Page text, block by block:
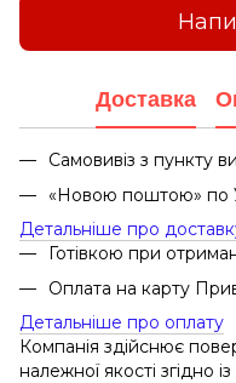
Доставка
Самовивіз з пункту
«Новою поштою» по
Детальніше про
Готівкою при
Оплата на карту
Детальніше про оплату
Компанія здійснює
належної якості згідно